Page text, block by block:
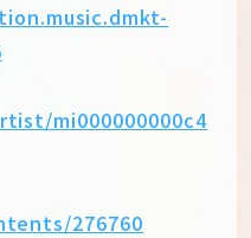
mi000000000c4
276760